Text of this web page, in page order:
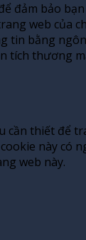
đảm bảo
web của
tin bằng
tích thương
cần thiết để
này có
web này.